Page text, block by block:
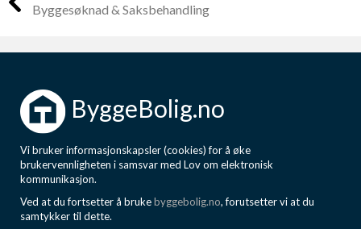
Byggesøknad & Saksbehandling
ByggeBolig.no
Vi bruker informasjonskapsler (cookies) for å øke
brukervennligheten i samsvar med Lov om elektronisk
kommunikasjon.
Ved at du fortsetter å brukebyggebolig.no, forutsetter vi at du
samtykker til dette.